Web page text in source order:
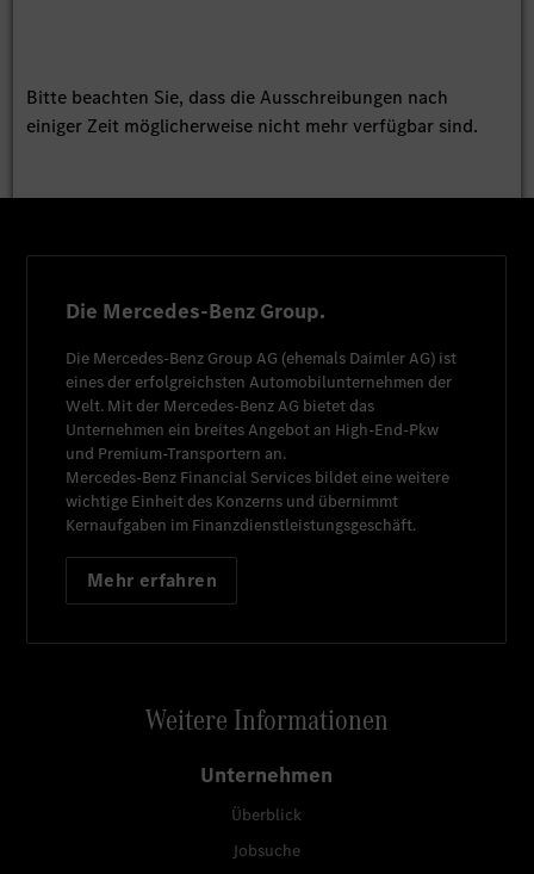
Bitte beachten Sie, dass die Ausschreibungen nach
einiger Zeit möglicherweise nicht mehr verfügbar sind.
Die Mercedes-Benz Group.
Die Mercedes-Benz Group AG (ehemals Daimler AG) ist
eines der erfolgreichsten Automobilunternehmen der
Welt. Mit der Mercedes-Benz AG bietet das
Unternehmen ein breites Angebot an High-End-Pkw
und Premium-Transportern an.
Mercedes-Benz Financial Services bildet eine weitere
wichtige Einheit des Konzerns und übernimmt
Kernaufgaben im Finanzdienstleistungsgeschäft.
Mehr erfahren
Weitere Informationen
Unternehmen
Überblick
Jobsuche